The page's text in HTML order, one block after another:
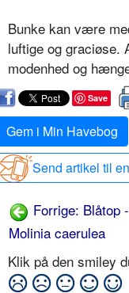
Bunke kan være
luftige og graciøse.
modenhed og
Save
Gem i Min Havebog
Send artikel til
Forrige: Blåtop -
Molinia caerulea
Klik på den smiley